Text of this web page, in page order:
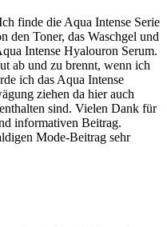
finde die Aqua Intense Serie
den Toner, das Waschgel und
Intense Hyalouron Serum.
ab und zu brennt, wenn ich
ich das Aqua Intense
ziehen da hier auch
sind. Vielen Dank für
informativen Beitrag.
Mode-Beitrag sehr